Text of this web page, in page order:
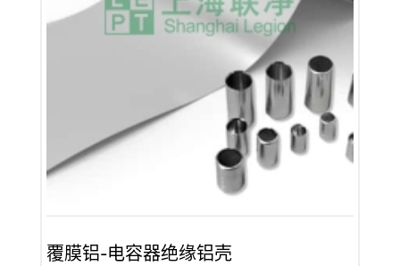
覆膜铝-电容器绝缘铝壳